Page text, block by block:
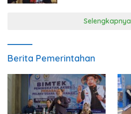
Selengkapnya
Berita Pemerintahan